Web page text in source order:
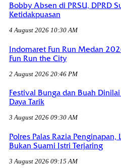
Bobby Absen di PRSU, DPRD
Ketidakpuasan
4 August 2026 10:30 AM
Indomaret Fun Run Medan
Fun Run the City
2 August 2026 20:46 PM
Festival Bunga dan Buah
Daya Tarik
3 August 2026 09:30 AM
Polres Palas Razia Penginapan,
Bukan Suami Istri Terjaring
3 August 2026 09:15 AM